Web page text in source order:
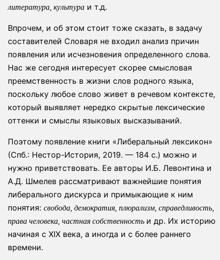
литература, культура и т.д.
Впрочем, и об этом стоит тоже сказать, в задачу
составителей Словаря не входил анализ причин
появления или исчезновения определенного слова.
Нас же сегодня интересует скорее смысловая
преемственность в жизни слов родного языка,
поскольку любое слово живет в речевом контексте,
который выявляет нередко скрытые лексические
оттенки и смыслы языковых высказываний.
Поэтому появление книги «Либеральный лексикон»
(Спб.: Нестор-История, 2019. — 184 с.) можно и
нужно приветствовать. Ее авторы И.Б. Левонтина и
А.Д. Шмелев рассматривают важнейшие понятия
либерального дискурса и примыкающие к ним
понятия: свобода, демократия, плюрализм, справедливость,
права человека, частная собственность и др. Их историю
начиная с XIX века, а иногда и с более раннего
времени.